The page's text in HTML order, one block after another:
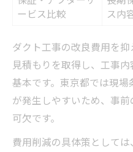
ービス比較
ス内
ダクト工事の改良費用を
見積もりを取得し、工事
基本です。東京都では現
が発生しやすいため、事
可欠です。
費用削減の具体策として